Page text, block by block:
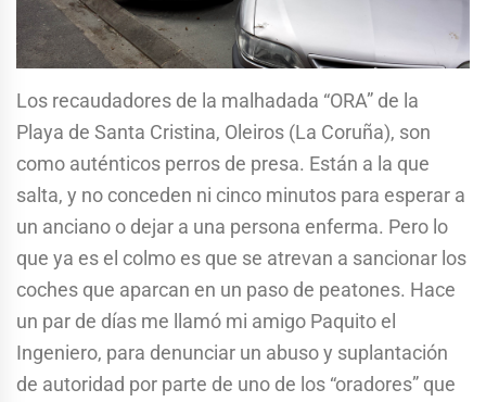
Los recaudadores de la malhadada “ORA” de la
Playa de Santa Cristina, Oleiros (La Coruña), son
como auténticos perros de presa. Están a la que
salta, y no conceden ni cinco minutos para esperar a
un anciano o dejar a una persona enferma. Pero lo
que ya es el colmo es que se atrevan a sancionar los
coches que aparcan en un paso de peatones. Hace
un par de días me llamó mi amigo Paquito el
Ingeniero, para denunciar un abuso y suplantación
de autoridad por parte de uno de los “oradores” que